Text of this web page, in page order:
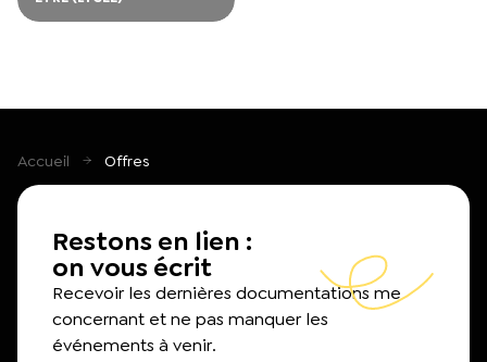
Accueil Offres
Restons en lien :
on vous écrit
Recevoir les dernières documentations me
concernant et ne pas manquer les
événements à venir.